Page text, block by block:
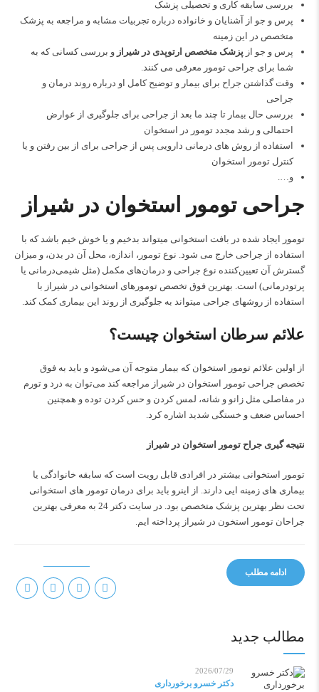
بررسی سابقه کاری و تحصیلی پزشک
پرس و جو از آشنایان و خانواده درباره تجربیات مشابه و مراجعه به پزشک
متخصص در این زمینه
پرس و جو از پزشک متخصص ارتوپدی در شیراز و بررسی کسانی که به
شما برای جراحی تومور معرفی می کنند.
وقت گذاشتن جراح برای بیمار و توضیح کامل او درباره روند درمان و
جراحی
بررسی حال بیمار تا چند ما بعد از جراحی برای جلوگیری از عوارض
احتمالی و رشد مجدد تومور در استخوان
استفاده از روش های درمانی دارویی پس از جراحی برای از بین رفتن و یا
کنترل تومور استخوان
و….
جراحی تومور استخوان در شیراز
تومور ایجاد شده در بافت استخوانی میتواند بدخیم و یا خوش خیم باشد که با
استفاده از جراحی خارج می شود. نوع تومور، اندازه، محل آن در بدن، و میزان
گسترش آن تعیین‌کننده نوع جراحی و درمان‌های مکمل (مثل شیمی‌درمانی یا
پرتودرمانی) است. بهترین فوق تخصص تومورهای استخوانی در شیراز با
استفاده از روشهای جراحی میتواند به جلوگیری از روند این بیماری کمک کند.
علائم سرطان استخوان چیست؟
از اولین علائم تومور استخوان که بیمار متوجه آن می‌شود و باید به فوق
تخصص جراحی تومور استخوان در شیراز مراجعه کند می‌توان به درد و تورم
در مفاصلی مثل زانو و شانه، لمس کردن و حس کردن توده و همچنین
احساس ضعف و خستگی شدید اشاره کرد.
نتیجه گیری جراح تومور استخوان در شیراز
تومور استخوانی بیشتر در افرادی قابل رویت است که سابقه خانوادگی یا
بیماری های زمینه ایی دارند. از اینرو باید برای درمان تومور های استخوانی
تحت نظر بهترین پزشک متخصص بود. در سایت دکتر 24
به معرفی بهترین
جراحان تومور استخون در شیراز پرداخته ایم.
ادامه مطلب
مطالب جدید
2026/07/29
دکتر خسرو برخورداری